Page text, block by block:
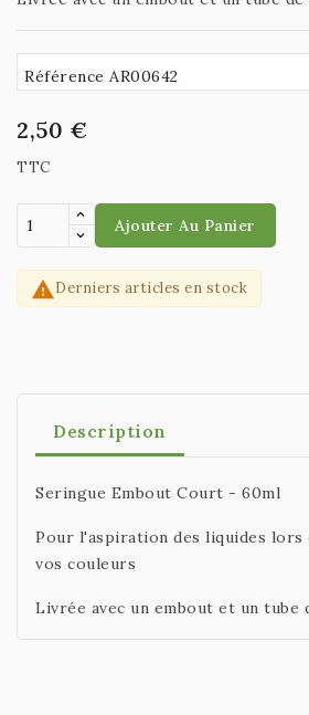
Référence AR00642
2,50 €
TTC
Ajouter Au Panier
Derniers articles en stock
Description
Seringue Embout Court - 60ml
Pour l'aspiration des liquides lors
vos couleurs
Livrée avec un embout et un tube